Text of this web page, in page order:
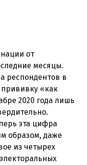
от
месяцы.
респондентов в
прививку «как
2020 года лишь
эта цифра
образом, даже
из четырех